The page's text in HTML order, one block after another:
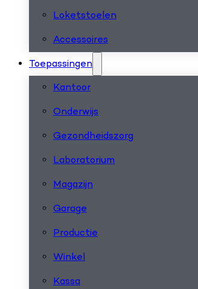
Loketstoelen
Accessoires
Toepassingen
Kantoor
Onderwijs
Gezondheidszorg
Laboratorium
Magazijn
Garage
Productie
Winkel
Kassa